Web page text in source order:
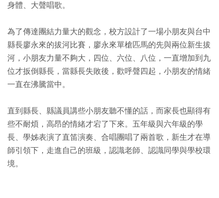
身體、大聲唱歌。
為了傳達團結力量大的觀念，校方設計了一場小朋友與台中
縣長廖永來的拔河比賽，廖永來單槍匹馬的先與兩位新生拔
河，小朋友力量不夠大，四位、六位、八位，一直增加到九
位才扳倒縣長，當縣長失敗後，歡呼聲四起，小朋友的情緒
一直在沸騰當中。
直到縣長、縣議員講些小朋友聽不懂的話，而家長也顯得有
些不耐煩，高昂的情緒才宕了下來。五年級與六年級的學
長、學姊表演了直笛演奏、合唱團唱了兩首歌，新生才在導
師引領下，走進自己的班級，認識老師、認識同學與學校環
境。